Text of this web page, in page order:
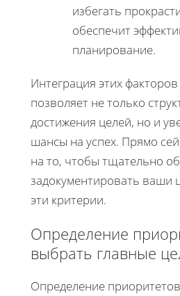
избегать
обеспечит
планирование.
Интеграция этих
позволяет не только
достижения целей, но и
шансы на успех. Прямо
на то, чтобы тщательно
задокументировать ваши
эти критерии.
Определение
выбрать главные
Определение